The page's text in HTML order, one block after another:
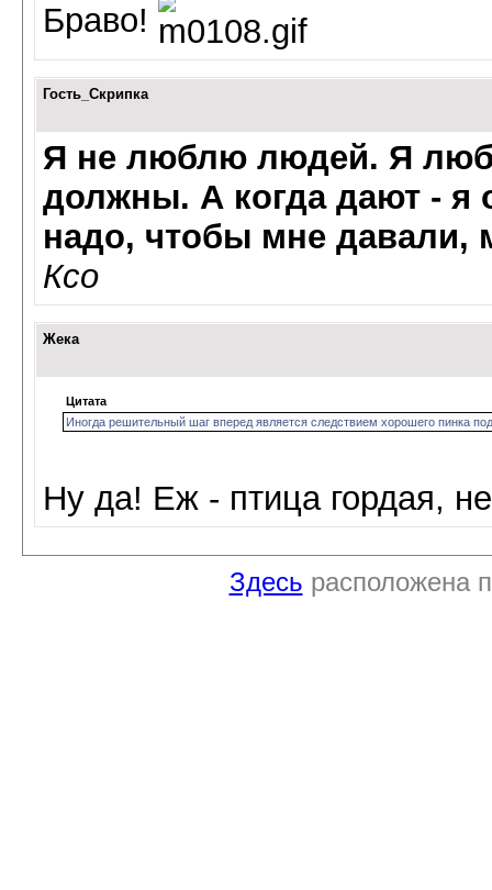
Браво!
Гость_Скрипка
Я не люблю людей. Я
должны. А когда дают - я
надо, чтобы мне
Ксо
Жека
Цитата
Иногда решительный шаг вперед является следствием хорошего пинка
Ну да! Еж - птица гордая,
Здесь расположена